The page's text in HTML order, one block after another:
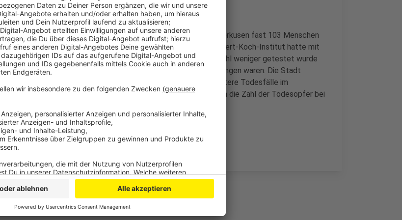
Konkret heißt das: In den letzten sieben Tagen haben sich in Leverkusen fast 103 Menschen
auf 100.000 Einwohner mit dem Coronavirus angesteckt. Das Robert-Koch-Institut hatte mit
den niedrigeren Zahlen nach den Feiertagen gerechnet, weil sowohl weniger getestet wurde
als auch weniger Meldungen von den Gesundheitsämtern eingegangen waren. Die Stadt
Leverkusen hat über die Weihnachtsfeiertage allerdings zwei weitere Todesfälle im
Zusammenhang mit Covid-19 bekannt gegeben: Damit erhöht sich die Zahl der Todesopfer bei
Anzeige